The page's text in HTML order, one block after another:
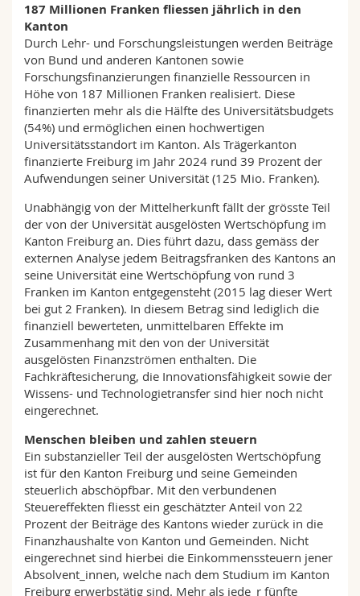
187 Millionen Franken fliessen jährlich in den
Kanton
Durch Lehr- und Forschungsleistungen werden Beiträge
von Bund und anderen Kantonen sowie
Forschungsfinanzierungen finanzielle Ressourcen in
Höhe von 187 Millionen Franken realisiert. Diese
finanzierten mehr als die Hälfte des Universitätsbudgets
(54%) und ermöglichen einen hochwertigen
Universitätsstandort im Kanton. Als Trägerkanton
finanzierte Freiburg im Jahr 2024 rund 39 Prozent der
Aufwendungen seiner Universität (125 Mio. Franken).
Unabhängig von der Mittelherkunft fällt der grösste Teil
der von der Universität ausgelösten Wertschöpfung im
Kanton Freiburg an. Dies führt dazu, dass gemäss der
externen Analyse jedem Beitragsfranken des Kantons an
seine Universität eine Wertschöpfung von rund 3
Franken im Kanton entgegensteht (2015 lag dieser Wert
bei gut 2 Franken). In diesem Betrag sind lediglich die
finanziell bewerteten, unmittelbaren Effekte im
Zusammenhang mit den von der Universität
ausgelösten Finanzströmen enthalten. Die
Fachkräftesicherung, die Innovationsfähigkeit sowie der
Wissens- und Technologietransfer sind hier noch nicht
eingerechnet.
Menschen bleiben und zahlen steuern
Ein substanzieller Teil der ausgelösten Wertschöpfung
ist für den Kanton Freiburg und seine Gemeinden
steuerlich abschöpfbar. Mit den verbundenen
Steuereffekten fliesst ein geschätzter Anteil von 22
Prozent der Beiträge des Kantons wieder zurück in die
Finanzhaushalte von Kanton und Gemeinden. Nicht
eingerechnet sind hierbei die Einkommenssteuern jener
Absolvent_innen, welche nach dem Studium im Kanton
Freiburg erwerbstätig sind. Mehr als jede_r fünfte